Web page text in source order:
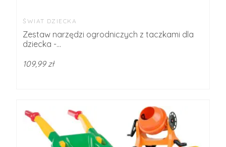
ŚWIAT DZIECKA
Zestaw narzędzi ogrodniczych z taczkami dla
dziecka -...
109,99 zł